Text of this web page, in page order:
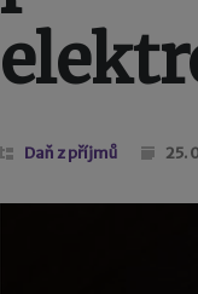
Daň z příjmů 25.